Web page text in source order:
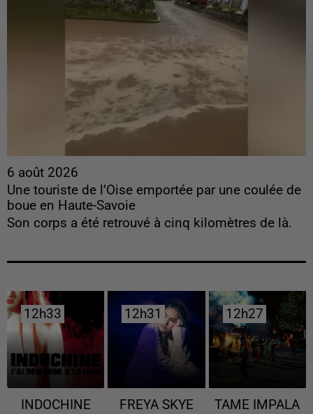
6 août 2026
Une touriste de l’Oise emportée par une coulée de
boue en Haute-Savoie
Son corps a été retrouvé à cinq kilomètres de là.
12h33
12h33
INDOCHINE
12h31
12h31
FREYA SKYE
12h27
12h27
TAME IMPALA